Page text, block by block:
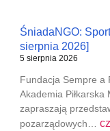
ŚniadaNGO:
sierpnia 2026]
5 sierpnia 2026
Fundacja Sempre a
Akademia
zapraszają
pozarządowych…